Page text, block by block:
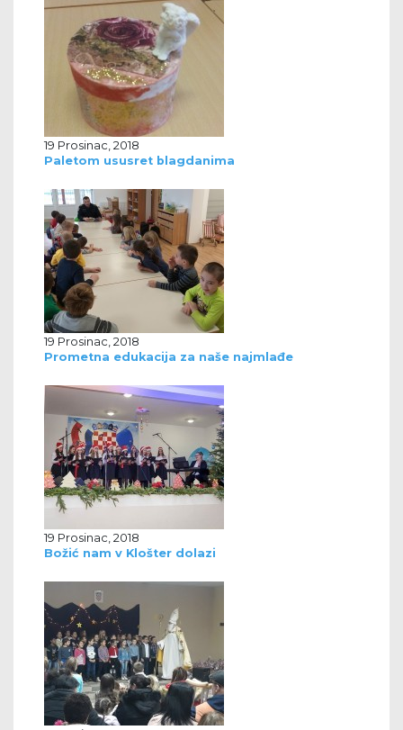
19 Prosinac, 2018
Paletom ususret blagdanima
19 Prosinac, 2018
Prometna edukacija za naše najmlađe
19 Prosinac, 2018
Božić nam v Klošter dolazi